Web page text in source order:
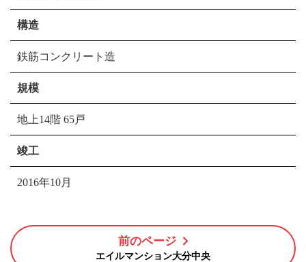
構造
鉄筋コンクリート造
規模
地上14階 65戸
竣工
2016年10月
前のページ
エイルマンション大分中央